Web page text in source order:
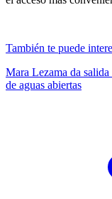
También te puede
Mara Lezama da
de aguas abiertas